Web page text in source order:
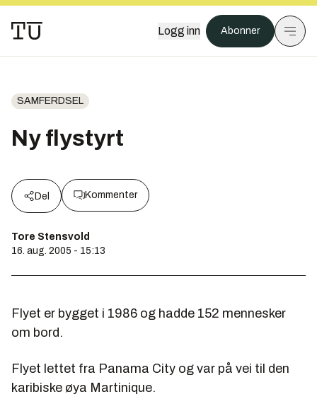
Logg inn Abonner
SAMFERDSEL
Ny flystyrt
Del Kommenter
Tore Stensvold
16. aug. 2005 - 15:13
Flyet er bygget i 1986 og hadde 152 mennesker
om bord.
Flyet lettet fra Panama City og var på vei til den
karibiske øya Martinique.